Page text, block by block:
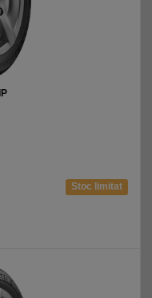
Stoc limitat